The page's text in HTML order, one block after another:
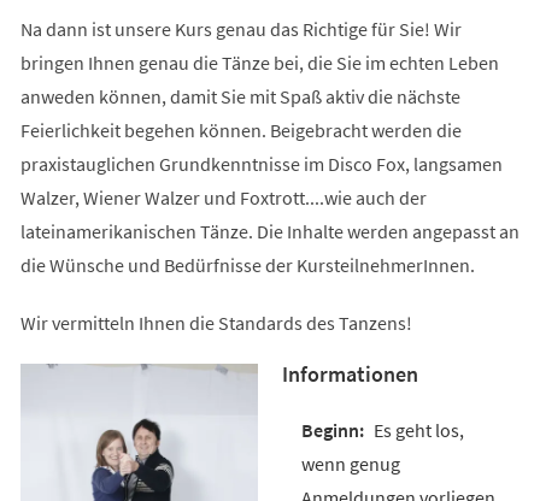
Na dann ist unsere Kurs genau das Richtige für Sie! Wir
bringen Ihnen genau die Tänze bei, die Sie im echten Leben
anweden können, damit Sie mit Spaß aktiv die nächste
Feierlichkeit begehen können. Beigebracht werden die
praxistauglichen Grundkenntnisse im Disco Fox, langsamen
Walzer, Wiener Walzer und Foxtrott....wie auch der
lateinamerikanischen Tänze. Die Inhalte werden angepasst an
die Wünsche und Bedürfnisse der KursteilnehmerInnen.
Wir vermitteln Ihnen die Standards des Tanzens!
Informationen
Es geht los,
wenn genug